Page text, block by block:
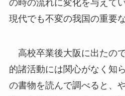
の時の流れに変化を与えて
現代でも不変の我国の重要
高校卒業後大阪に出たの
的諸活動には関心がなく知
の書物を読んで調べると、